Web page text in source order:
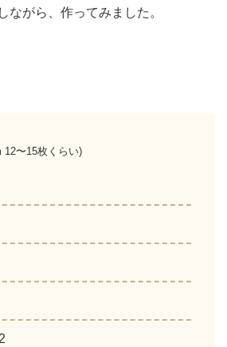
ながら、作ってみました。
12〜15枚くらい)